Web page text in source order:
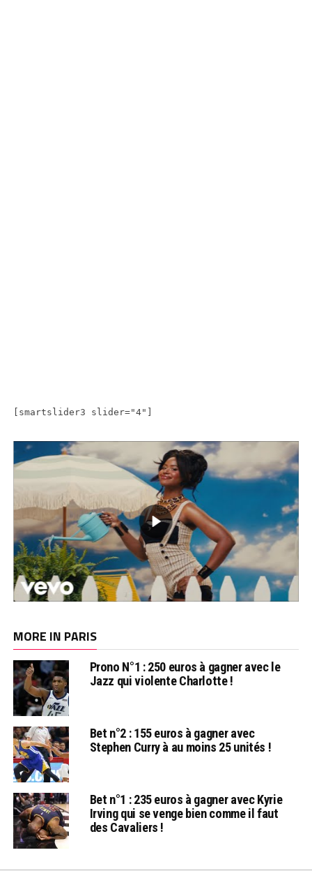
[smartslider3 slider="4"]
MORE IN PARIS
Prono N°1 : 250 euros à gagner avec le
Jazz qui violente Charlotte !
Bet n°2 : 155 euros à gagner avec
Stephen Curry à au moins 25 unités !
Bet n°1 : 235 euros à gagner avec Kyrie
Irving qui se venge bien comme il faut
des Cavaliers !